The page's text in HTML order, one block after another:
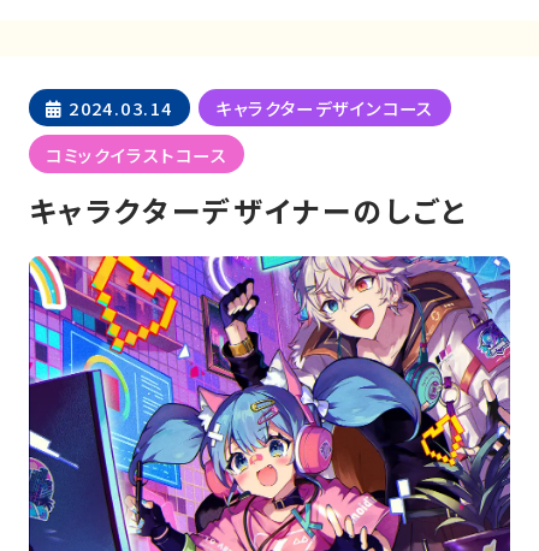
2024.03.14
キャラクターデザインコース
コミックイラストコース
キャラクターデザイナーのしごと